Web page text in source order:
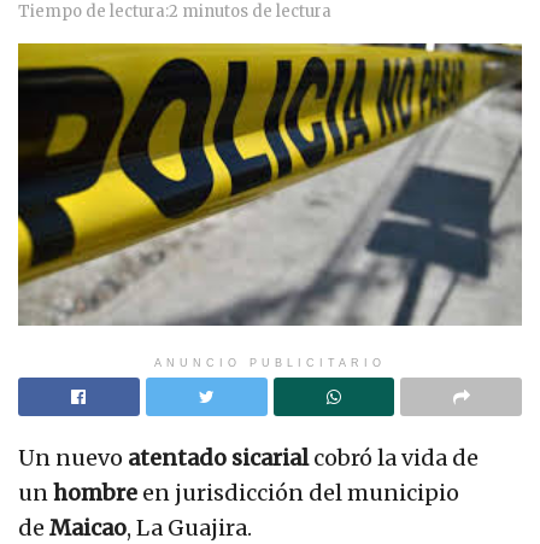
Tiempo de lectura:2 minutos de lectura
ANUNCIO PUBLICITARIO
Un nuevo atentado sicarialcobró la vida de
unhombre en jurisdicción del municipio
de Maicao, La Guajira.